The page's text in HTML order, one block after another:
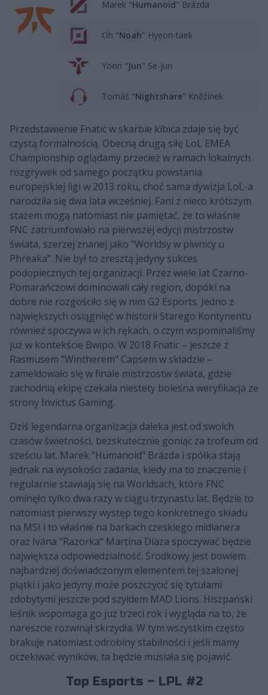
Marek "Humanoid" Brázda
Oh "Noah" Hyeon-taek
Yoon "Jun" Se-jun
Tomáš "Nightshare" Kněžínek
Przedstawienie Fnatic w skarbie kibica zdaje się być
czystą formalnością. Obecną drugą siłę LoL EMEA
Championship oglądamy przecież w ramach lokalnych
rozgrywek od samego początku powstania
europejskiej ligi w 2013 roku, choć sama dywizja LoL-a
narodziła się dwa lata wcześniej. Fani z nieco krótszym
stażem mogą natomiast nie pamiętać, że to właśnie
FNC zatriumfowało na pierwszej edycji mistrzostw
świata, szerzej znanej jako "Worldsy w piwnicy u
Phreaka". Nie był to zresztą jedyny sukces
podopiecznych tej organizacji. Przez wiele lat Czarno-
Pomarańczowi dominowali cały region, dopóki na
dobre nie rozgościło się w nim G2 Esports. Jedno z
największych osiągnięć w historii Starego Kontynentu
również spoczywa w ich rękach, o czym wspominaliśmy
już w kontekście Bwipo. W 2018 Fnatic – jeszcze z
Rasmusem "Wintherem" Capsem w składzie –
zameldowało się w finale mistrzostw świata, gdzie
zachodnią ekipę czekała niestety bolesna weryfikacja ze
strony Invictus Gaming.
Dziś legendarna organizacja daleka jest od swoich
czasów świetności, bezskutecznie goniąc za trofeum od
sześciu lat. Marek "Humanoid" Brázda i spółka stają
jednak na wysokości zadania, kiedy ma to znaczenie i
regularnie stawiają się na Worldsach, które FNC
ominęło tylko dwa razy w ciągu trzynastu lat. Będzie to
natomiast pierwszy występ tego konkretnego składu
na MSI i to właśnie na barkach czeskiego midlanera
oraz Ivána "Razorka" Martína Díaza spoczywać będzie
największa odpowiedzialność. Środkowy jest bowiem
najbardziej doświadczonym elementem tej szalonej
piątki i jako jedyny może poszczycić się tytułami
zdobytymi jeszcze pod szyldem MAD Lions. Hiszpański
leśnik wspomaga go już trzeci rok i wygląda na to, że
nareszcie rozwinął skrzydła. W tym wszystkim często
brakuje natomiast odrobiny stabilności i jeśli mamy
oczekiwać wyników, ta będzie musiała się pojawić.
Top Esports – LPL #2